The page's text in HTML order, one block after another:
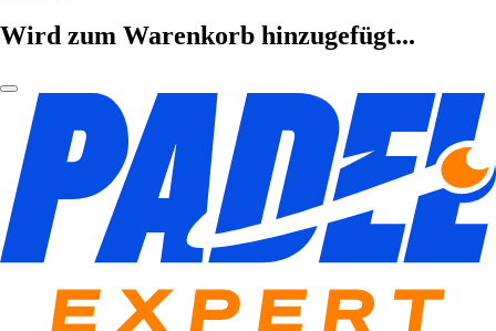
Wird zum Warenkorb hinzugefügt...